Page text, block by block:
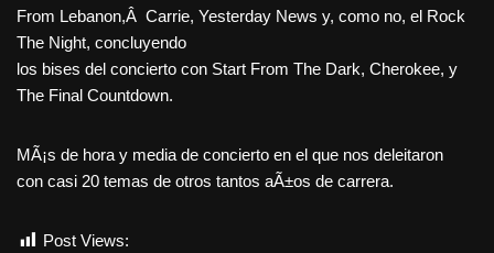
From Lebanon,Â Carrie, Yesterday News y, como no, el Rock
The Night, concluyendo
los bises del concierto con Start From The Dark, Cherokee, y
The Final Countdown.
MÃ¡s de hora y media de concierto en el que nos deleitaron
con casi 20 temas de otros tantos aÃ±os de carrera.
Post Views: